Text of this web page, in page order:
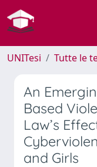
UNITesi Tutte le
An
Based
Law’s
and Girls